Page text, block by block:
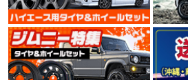
NITTO
ニットー
TOYOタイヤの海外輸出
ー）。 米国でコアなファ
ン性、革新性をコンセプ